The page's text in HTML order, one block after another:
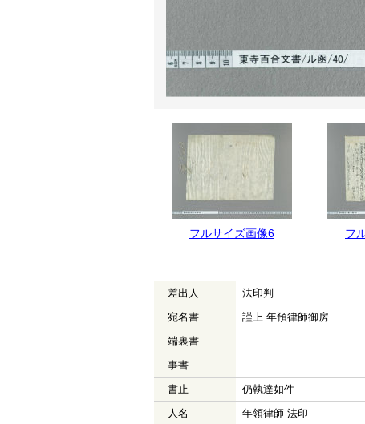
フルサイズ画像6 フ
差出人
法印判
宛名書
謹上 年預律師御房
端裏書
事書
書止
仍執達如件
人名
年領律師 法印